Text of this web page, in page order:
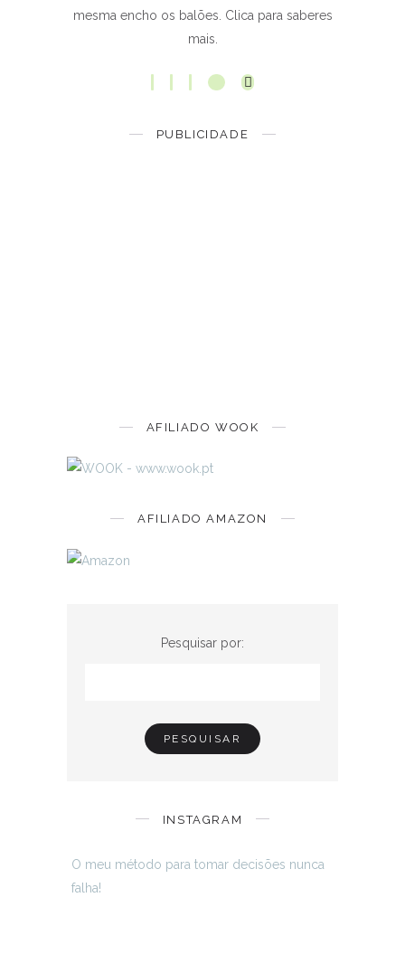
mesma encho os balões. Clica para saberes
mais.
PUBLICIDADE
AFILIADO WOOK
AFILIADO AMAZON
Pesquisar por:
INSTAGRAM
O meu método para tomar decisões nunca
falha!